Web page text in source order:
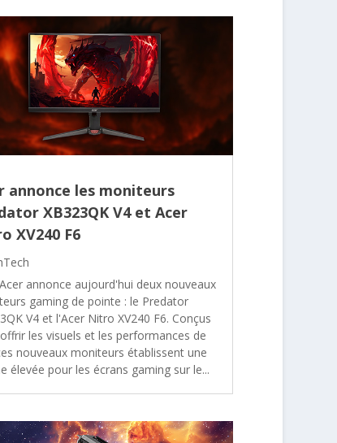
annonce les moniteurs
XB323QK V4 et Acer
XV240 F6
annonce aujourd'hui deux nouveaux
gaming de pointe : le Predator
V4 et l'Acer Nitro XV240 F6. Conçus
les visuels et les performances de
nouveaux moniteurs établissent une
élevée pour les écrans gaming sur le...